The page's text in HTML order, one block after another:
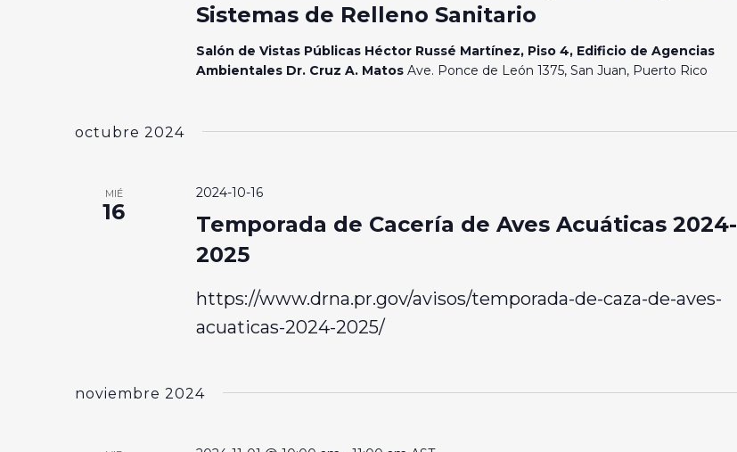
Sistemas de Relleno Sanitario
Salón de Vistas Públicas Héctor Russé Martínez, Piso 4, Edificio de Agencias
Ambientales Dr. Cruz A. Matos Ave. Ponce de León 1375, San Juan, Puerto Rico
octubre 2024
MIÉ
16
Temporada de Cacería de Aves Acuáticas 2024-
2025
2024-10-16
https://www.drna.pr.gov/avisos/temporada-de-caza-de-aves-
acuaticas-2024-2025/
noviembre 2024